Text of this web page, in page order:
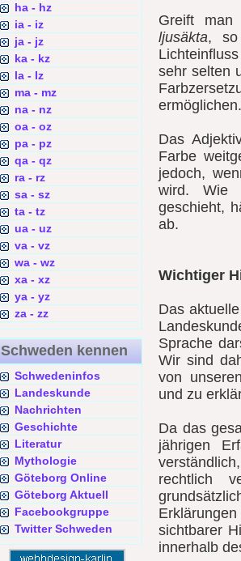
ha - hz
ia - iz
ja - jz
ka - kz
la - lz
ma - mz
na - nz
oa - oz
pa - pz
qa - qz
ra - rz
sa - sz
ta - tz
ua - uz
va - vz
wa - wz
xa - xz
ya - yz
za - zz
Schweden kennen
Schwedeninfos
Landeskunde
Nachrichten
Geschichte
Literatur
Mythologie
Göteborg Online
Göteborg Aktuell
Facebookgruppe
Twitter Schweden
Greift man
ljusäkta, so
sehr selten
ermöglichen.
Das
Farbe
jedoch,
wird. Wie
geschieht,
ab.
Wichtiger
Das
Sprache
Wir sind
von
und zu
Da das
jährigen
rechtlich
sichtbarer
innerhalb